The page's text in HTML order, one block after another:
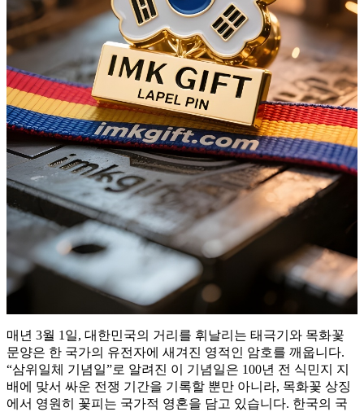
매년 3월 1일, 대한민국의 거리를 휘날리는 태극기와 목화꽃
문양은 한 국가의 유전자에 새겨진 영적인 암호를 깨웁니다.
“삼위일체 기념일”로 알려진 이 기념일은 100년 전 식민지 지
배에 맞서 싸운 전쟁 기간을 기록할 뿐만 아니라, 목화꽃 상징
에서 영원히 꽃피는 국가적 영혼을 담고 있습니다. 한국의 국